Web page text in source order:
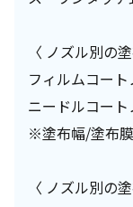
〈 ノズル別の
フィルムコー
ニードルコー
※塗布幅/塗布膜
〈 ノズル別の